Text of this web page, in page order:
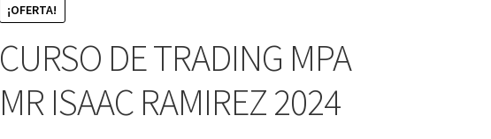
¡OFERTA!
CURSO DE TRADING MPA
MR ISAAC RAMIREZ 2024